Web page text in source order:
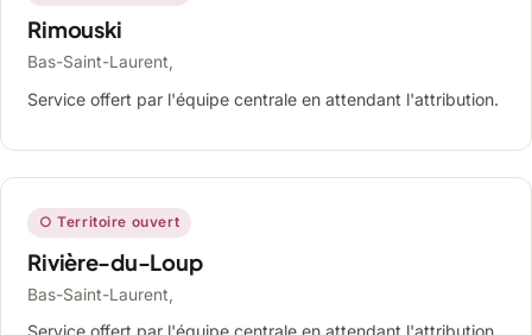
Rimouski
Bas-Saint-Laurent,
Service offert par l'équipe centrale en attendant l'attribution.
○ Territoire ouvert
Rivière-du-Loup
Bas-Saint-Laurent,